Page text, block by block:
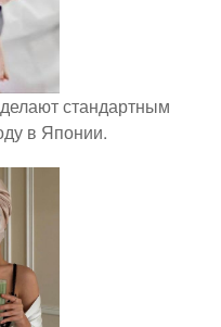
стандартным
в Японии.